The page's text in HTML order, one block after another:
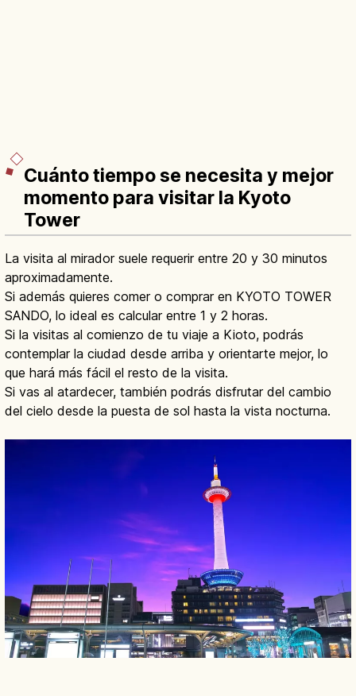
Cuánto tiempo se necesita y mejor
momento para visitar la Kyoto
Tower
La visita al mirador suele requerir entre 20 y 30 minutos
aproximadamente.
Si además quieres comer o comprar en KYOTO TOWER
SANDO, lo ideal es calcular entre 1 y 2 horas.
Si la visitas al comienzo de tu viaje a Kioto, podrás
contemplar la ciudad desde arriba y orientarte mejor, lo
que hará más fácil el resto de la visita.
Si vas al atardecer, también podrás disfrutar del cambio
del cielo desde la puesta de sol hasta la vista nocturna.